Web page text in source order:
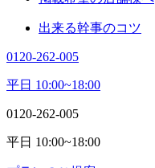
出来る幹事のコツ
0120-262-005
平日 10:00~18:00
0120-262-005
平日 10:00~18:00